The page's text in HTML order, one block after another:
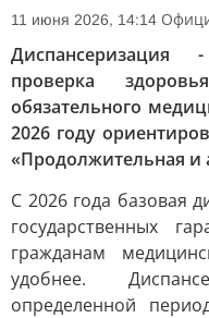
11 июня 2026, 14:14
Диспансеризация
проверка
обязательного
2026 году
«Продолжительная и
С 2026 года базовая
государственных
гражданам
удобнее.
определенной